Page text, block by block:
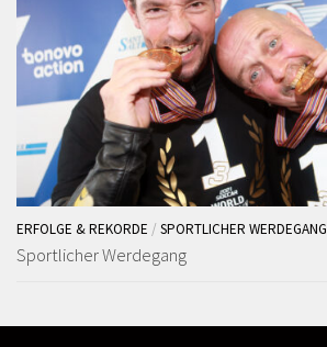
ERFOLGE & REKORDE / SPORTLICHER WERDEGANG
Sportlicher Werdegang